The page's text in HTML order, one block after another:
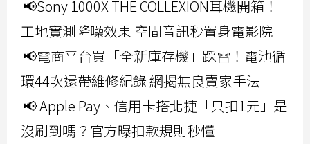
📢Sony 1000X THE COLLEXION耳機開箱！
工地實測降噪效果 空間音訊秒置身電影院
📢電商平台買「全新庫存機」踩雷！電池循
環44次還帶維修紀錄 網揭無良賣家手法
📢 Apple Pay、信用卡搭北捷「只扣1元」是
沒刷到嗎？官方曝扣款規則秒懂